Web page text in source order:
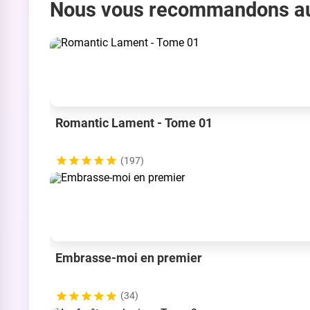
Nous vous recommandons
Romantic Lament - Tome 01
(197)
Embrasse-moi en premier
(34)